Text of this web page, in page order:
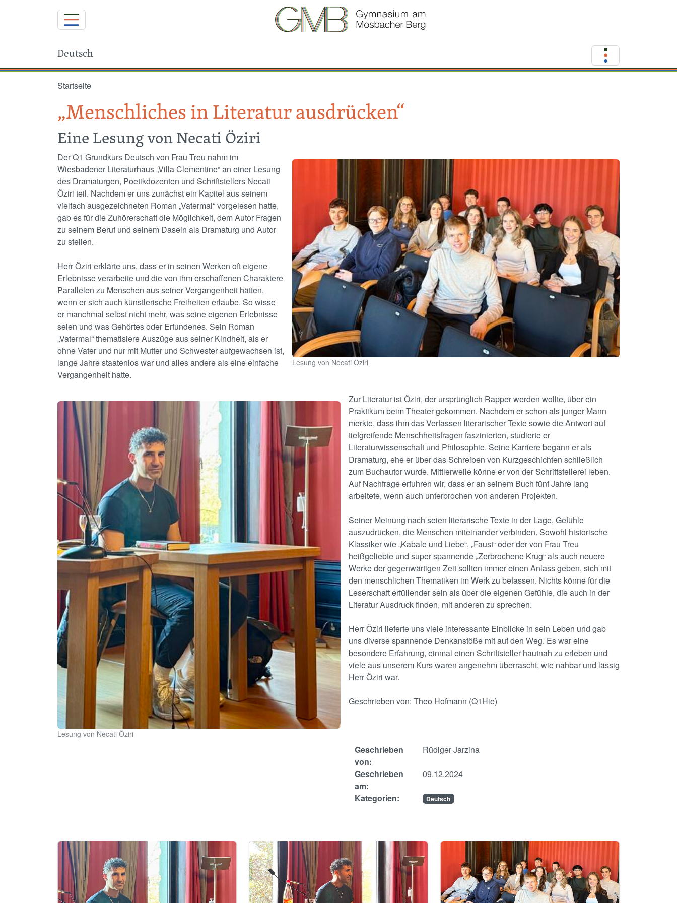
Deutsch
Startseite
„Menschliches in Literatur ausdrücken“
Eine Lesung von Necati Öziri
Image
Lesung von Necati Öziri
Der Q1 Grundkurs Deutsch von Frau Treu nahm im
Wiesbadener Literaturhaus „Villa Clementine“ an einer Lesung
des Dramaturgen, Poetikdozenten und Schriftstellers Necati
Öziri teil. Nachdem er uns zunächst ein Kapitel aus seinem
vielfach ausgezeichneten Roman „Vatermal“ vorgelesen hatte,
gab es für die Zuhörerschaft die Möglichkeit, dem Autor Fragen
zu seinem Beruf und seinem Dasein als Dramaturg und Autor
zu stellen.
Herr Öziri erklärte uns, dass er in seinen Werken oft eigene
Erlebnisse verarbeite und die von ihm erschaffenen Charaktere
Parallelen zu Menschen aus seiner Vergangenheit hätten,
wenn er sich auch künstlerische Freiheiten erlaube. So wisse
er manchmal selbst nicht mehr, was seine eigenen Erlebnisse
seien und was Gehörtes oder Erfundenes. Sein Roman
„Vatermal“ thematisiere Auszüge aus seiner Kindheit, als er
ohne Vater und nur mit Mutter und Schwester aufgewachsen ist,
lange Jahre staatenlos war und alles andere als eine einfache
Vergangenheit hatte.
Image
Lesung von Necati Öziri
Zur Literatur ist Öziri, der ursprünglich Rapper werden wollte, über ein
Praktikum beim Theater gekommen. Nachdem er schon als junger Mann
merkte, dass ihm das Verfassen literarischer Texte sowie die Antwort auf
tiefgreifende Menschheitsfragen faszinierten, studierte er
Literaturwissenschaft und Philosophie. Seine Karriere begann er als
Dramaturg, ehe er über das Schreiben von Kurzgeschichten schließlich
zum Buchautor wurde. Mittlerweile könne er von der Schriftstellerei leben.
Auf Nachfrage erfuhren wir, dass er an seinem Buch fünf Jahre lang
arbeitete, wenn auch unterbrochen von anderen Projekten.
Seiner Meinung nach seien literarische Texte in der Lage, Gefühle
auszudrücken, die Menschen miteinander verbinden. Sowohl historische
Klassiker wie „Kabale und Liebe“, „Faust“ oder der von Frau Treu
heißgeliebte und super spannende „Zerbrochene Krug“ als auch neuere
Werke der gegenwärtigen Zeit sollten immer einen Anlass geben, sich mit
den menschlichen Thematiken im Werk zu befassen. Nichts könne für die
Leserschaft erfüllender sein als über die eigenen Gefühle, die auch in der
Literatur Ausdruck finden, mit anderen zu sprechen.
Herr Öziri lieferte uns viele interessante Einblicke in sein Leben und gab
uns diverse spannende Denkanstöße mit auf den Weg. Es war eine
besondere Erfahrung, einmal einen Schriftsteller hautnah zu erleben und
viele aus unserem Kurs waren angenehm überrascht, wie nahbar und lässig
Herr Öziri war.
Geschrieben von: Theo Hofmann (Q1Hie)
Geschrieben
von:
Rüdiger Jarzina
Geschrieben
am:
09.12.2024
Kategorien: Deutsch
Image Image Image